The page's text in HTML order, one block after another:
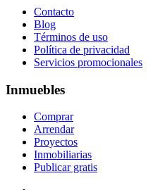
Contacto
Blog
Términos de uso
Política de privacidad
Servicios promocionales
Inmuebles
Comprar
Arrendar
Proyectos
Inmobiliarias
Publicar gratis